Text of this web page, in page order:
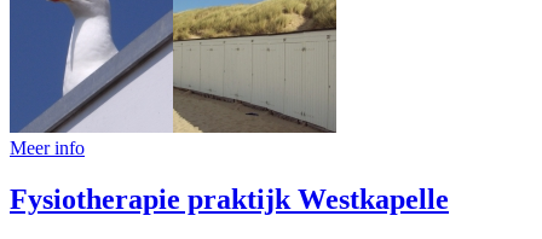
Meer info
Fysiotherapie praktijk Westkapelle